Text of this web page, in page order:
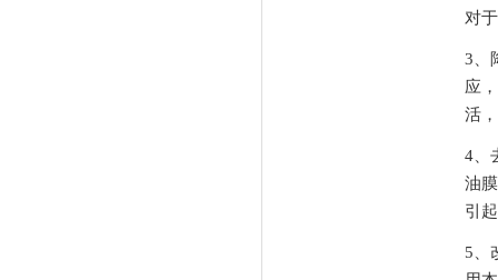
对
3、
应
活
4、
油
引
5、